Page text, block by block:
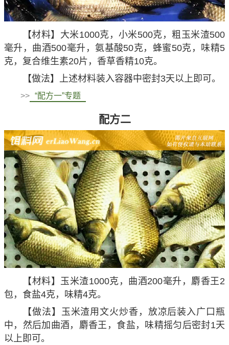
【材料】大米1000克，小米500克，粗玉米渣500
毫升，曲酒500毫升，氨基酸50克，蜂蜜50克，味精5
克，复合维生素20片，香草香精10克。
【做法】上述材料装入容器中密封3天以上即可。
>> “配方一”专题
配方二
【材料】玉米渣1000克，曲酒200毫升，麝香王2
包，食盐4克，味精4克。
【做法】玉米渣用文火炒香，放凉后装入广口瓶
中，然后加曲酒，麝香王，食盐，味精摇匀后密封1天
以上即可。